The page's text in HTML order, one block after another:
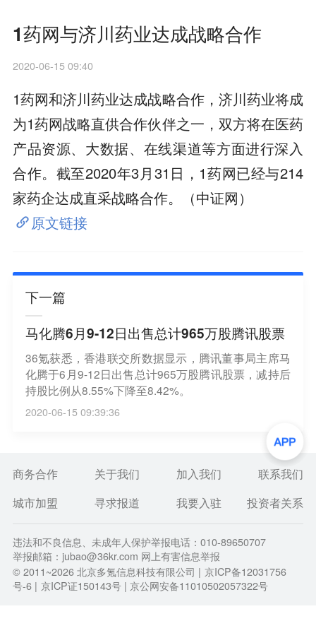
1药网与济川药业达成战略合作
2020-06-15 09:40
1药网和济川药业达成战略合作，济川药业将成
为1药网战略直供合作伙伴之一，双方将在医药
产品资源、大数据、在线渠道等方面进行深入
合作。截至2020年3月31日，1药网已经与214
家药企达成直采战略合作。（中证网）
原文链接
下一篇
马化腾6月9-12日出售总计965万股腾讯股票
36氪获悉，香港联交所数据显示，腾讯董事局主席马
化腾于6月9-12日出售总计965万股腾讯股票，减持后
持股比例从8.55%下降至8.42%。
2020-06-15 09:39:36
商务合作 关于我们 加入我们
联系我们
城市加盟
寻求报道 我要入驻 投资者关系
违法和不良信息、未成年人保护举报电话：010-89650707
举报邮箱：jubao@36kr.com 网上有害信息举报
© 2011~2026北京多氪信息科技有限公司 | 京ICP备12031756
号-6 | 京ICP证150143号 | 京公网安备11010502057322号